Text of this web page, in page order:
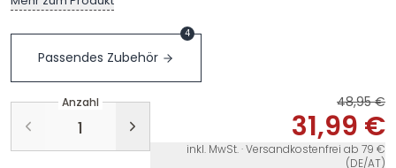
Passendes Zubehör
4
Anzahl 48,95 €
31,99 €
inkl. MwSt. · Versandkostenfrei ab 79 €
(DE/AT)